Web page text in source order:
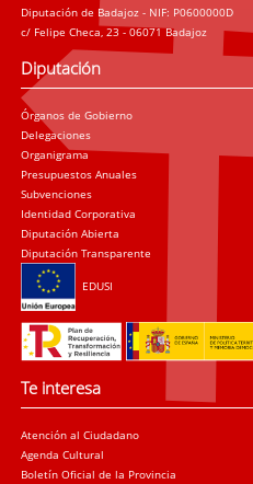
Diputación de Badajoz - NIF: P0600000D
c/ Felipe Checa, 23 - 06071 Badajoz
Diputación
Órganos de Gobierno
Delegaciones
Organigrama
Presupuestos Anuales
Subvenciones
Identidad Corporativa
Diputación Abierta
Diputación Transparente
EDUSI
Te interesa
Atención al Ciudadano
Agenda Cultural
Boletín Oficial de la Provincia